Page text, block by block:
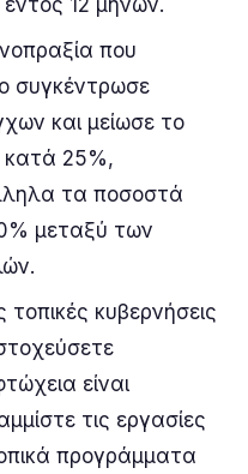
12 μηνών.
που
συγκέντρωσε
και μείωσε το
κατά 25%,
τα ποσοστά
μεταξύ των
τοπικές κυβερνήσεις
είναι
τις εργασίες
προγράμματα